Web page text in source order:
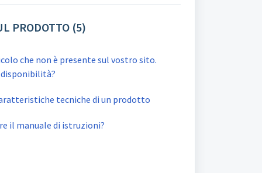
PRODOTTO (5)
che non è presente sul vostro sito.
tecniche di un prodotto
il manuale di istruzioni?